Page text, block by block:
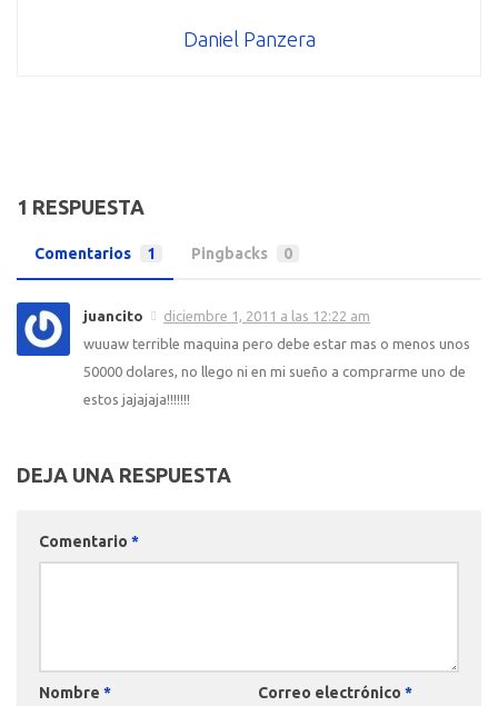
Daniel Panzera
1 RESPUESTA
Comentarios 1 Pingbacks 0
juancito
diciembre 1, 2011 a las 12:22 am
wuuaw terrible maquina pero debe estar mas o menos unos
50000 dolares, no llego ni en mi sueño a comprarme uno de
estos jajajaja!!!!!!!
DEJA UNA RESPUESTA
Comentario *
Nombre * Correo electrónico *